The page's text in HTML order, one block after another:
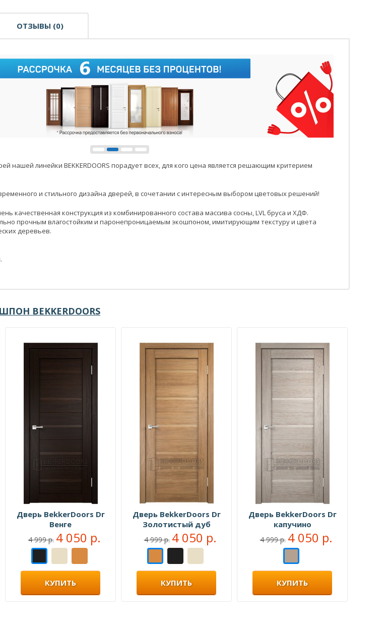
ОТЗЫВЫ (0)
нашей линейки BEKKERDOORS порадует всех, для кого цена является решающим критерием
и стильного дизайна дверей, в сочетании с интересным выбором цветовых решений!
качественная конструкция из комбинированного состава массива сосны, LVL бруса и ХДФ.
прочным влагостойким и паронепроницаемым экошпоном, имитирующим текстуру и цвета
деревьев.
BEKKERDOORS
Дверь BekkerDoors Dг
Венге
4 999 р. 4 050 р.
КУПИТЬ
Дверь BekkerDoors Dг
Золотистый дуб
4 999 р. 4 050 р.
КУПИТЬ
Дверь BekkerDoors Dг
капучино
4 999 р. 4 050 р.
КУПИТЬ